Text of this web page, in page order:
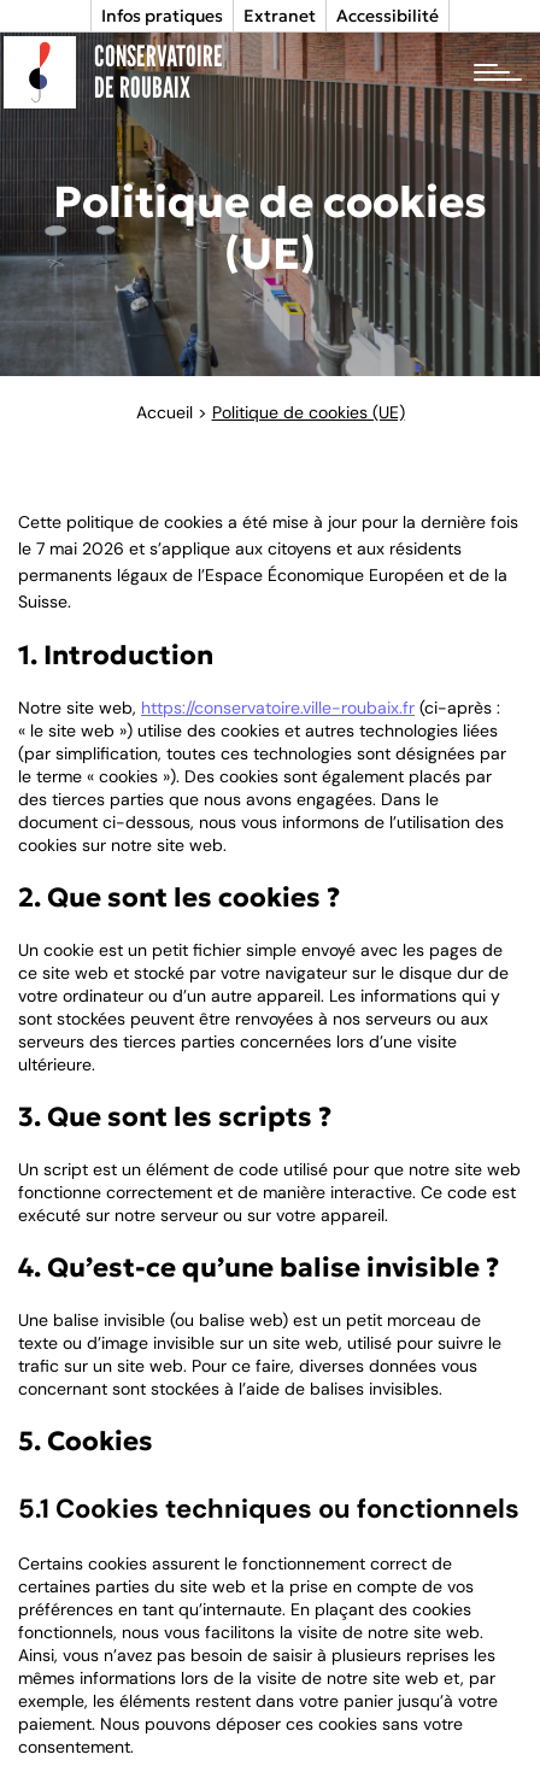
Infos pratiques Extranet Accessibilité
CONSERVATOIRE
DE ROUBAIX
Politique de cookies
(UE)
Accueil> Politique de cookies (UE)
Cette politique de cookies a été mise à jour pour la dernière fois
le 7 mai 2026 et s’applique aux citoyens et aux résidents
permanents légaux de l’Espace Économique Européen et de la
Suisse.
1. Introduction
Notre site web, https://conservatoire.ville-roubaix.fr (ci-après :
« le site web ») utilise des cookies et autres technologies liées
(par simplification, toutes ces technologies sont désignées par
le terme « cookies »). Des cookies sont également placés par
des tierces parties que nous avons engagées. Dans le
document ci-dessous, nous vous informons de l’utilisation des
cookies sur notre site web.
2. Que sont les cookies ?
Un cookie est un petit fichier simple envoyé avec les pages de
ce site web et stocké par votre navigateur sur le disque dur de
votre ordinateur ou d’un autre appareil. Les informations qui y
sont stockées peuvent être renvoyées à nos serveurs ou aux
serveurs des tierces parties concernées lors d’une visite
ultérieure.
3. Que sont les scripts ?
Un script est un élément de code utilisé pour que notre site web
fonctionne correctement et de manière interactive. Ce code est
exécuté sur notre serveur ou sur votre appareil.
4. Qu’est-ce qu’une balise invisible ?
Une balise invisible (ou balise web) est un petit morceau de
texte ou d’image invisible sur un site web, utilisé pour suivre le
trafic sur un site web. Pour ce faire, diverses données vous
concernant sont stockées à l’aide de balises invisibles.
5. Cookies
5.1 Cookies techniques ou fonctionnels
Certains cookies assurent le fonctionnement correct de
certaines parties du site web et la prise en compte de vos
préférences en tant qu’internaute. En plaçant des cookies
fonctionnels, nous vous facilitons la visite de notre site web.
Ainsi, vous n’avez pas besoin de saisir à plusieurs reprises les
mêmes informations lors de la visite de notre site web et, par
exemple, les éléments restent dans votre panier jusqu’à votre
paiement. Nous pouvons déposer ces cookies sans votre
consentement.